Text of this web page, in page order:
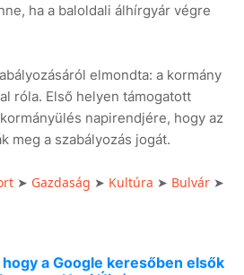
ha a baloldali álhírgyár végre
elmondta: a kormány
róla. Első helyen támogatott
napirendjére, hogy az
meg a szabályozás jogát.
➤ Gazdaság ➤ Kultúra ➤ Bulvár ➤
a Google keresőben elsők